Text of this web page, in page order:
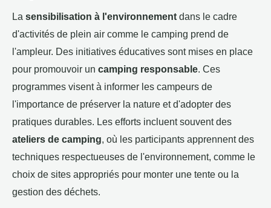
La sensibilisation à l'environnement dans le cadre
d'activités de plein air comme le camping prend de
l'ampleur. Des initiatives éducatives sont mises en place
pour promouvoir un camping responsable. Ces
programmes visent à informer les campeurs de
l'importance de préserver la nature et d'adopter des
pratiques durables. Les efforts incluent souvent des
ateliers de camping, où les participants apprennent des
techniques respectueuses de l'environnement, comme le
choix de sites appropriés pour monter une tente ou la
gestion des déchets.